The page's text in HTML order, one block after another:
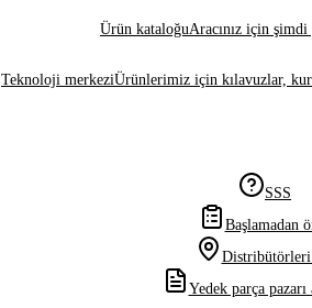
Ürün kataloğuAracınız için şimdi
Teknoloji merkeziÜrünlerimiz için kılavuzlar,
SSS
Başlamadan
Yedek parça